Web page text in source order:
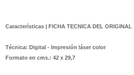
Características | FICHA TECNICA DEL ORIGINAL
Técnica: Digital - Impresión láser color
Formato en cms.: 42 x 29,7